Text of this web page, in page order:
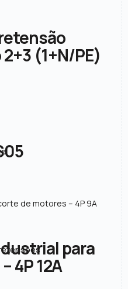
(1+N/PE)
para
4P 12A